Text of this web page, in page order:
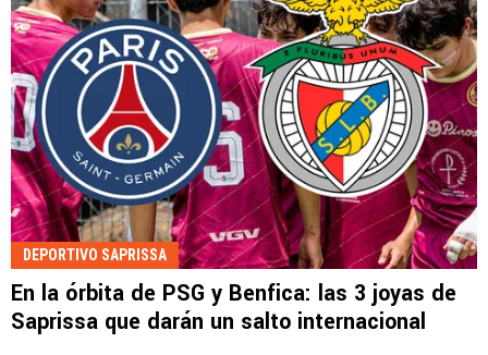
DEPORTIVO SAPRISSA
En la órbita de PSG y Benfica: las 3 joyas de
Saprissa que darán un salto internacional